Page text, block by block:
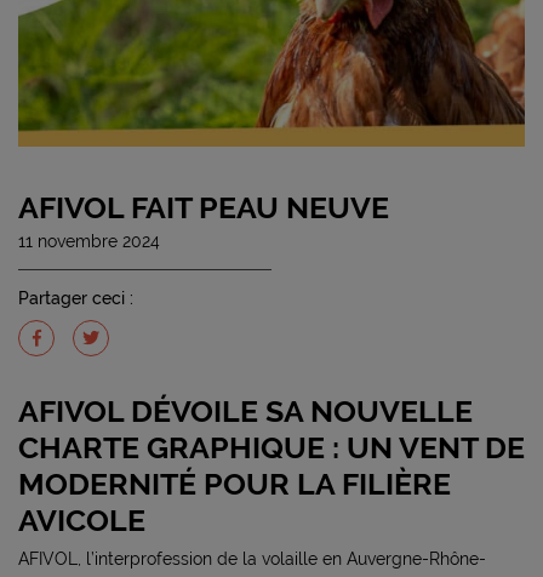
AFIVOL FAIT PEAU NEUVE
11 novembre 2024
Partager ceci :
AFIVOL DÉVOILE SA NOUVELLE
CHARTE GRAPHIQUE : UN VENT DE
MODERNITÉ POUR LA FILIÈRE
AVICOLE
AFIVOL, l’interprofession de la volaille en Auvergne-Rhône-